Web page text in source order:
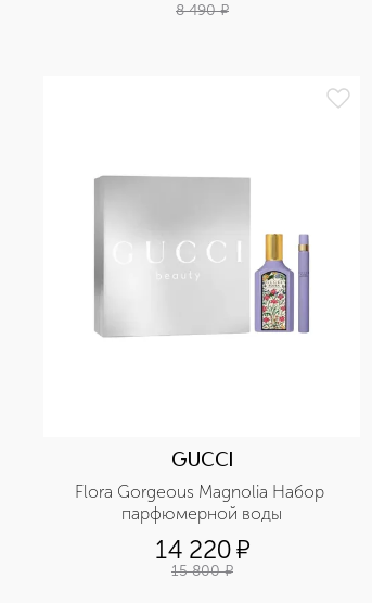
8 490 ¤
GUCCI
Flora Gorgeous Magnolia Набор
парфюмерной воды
14 220¤
15 800 ¤